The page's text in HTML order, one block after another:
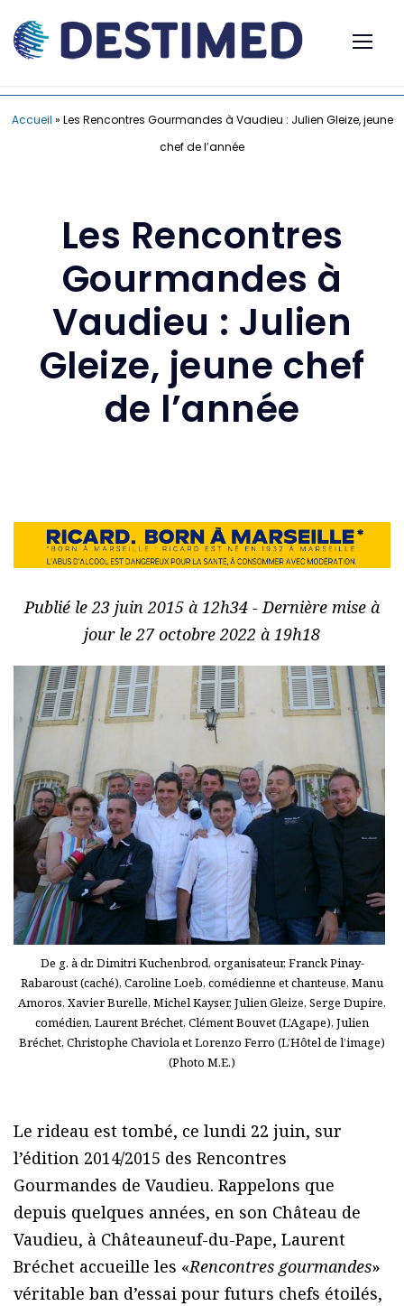
Accueil » Les Rencontres Gourmandes à Vaudieu : Julien Gleize, jeune
chef de l’année
Les Rencontres
Gourmandes à
Vaudieu : Julien
Gleize, jeune chef
de l’année
Publié le 23 juin 2015 à 12h34 - Dernière mise à
jour le 27 octobre 2022 à 19h18
De g. à dr. Dimitri Kuchenbrod, organisateur, Franck Pinay-
Rabaroust (caché), Caroline Loeb, comédienne et chanteuse, Manu
Amoros, Xavier Burelle, Michel Kayser, Julien Gleize, Serge Dupire,
comédien, Laurent Bréchet, Clément Bouvet (L’Agape), Julien
Bréchet, Christophe Chaviola et Lorenzo Ferro (L’Hôtel de l’image)
(Photo M.E.)
Le rideau est tombé, ce lundi 22 juin, sur
l’édition 2014/2015 des Rencontres
Gourmandes de Vaudieu. Rappelons que
depuis quelques années, en son Château de
Vaudieu, à Châteauneuf-du-Pape, Laurent
Bréchet accueille les «Rencontres gourmandes»
véritable ban d’essai pour futurs chefs étoilés,